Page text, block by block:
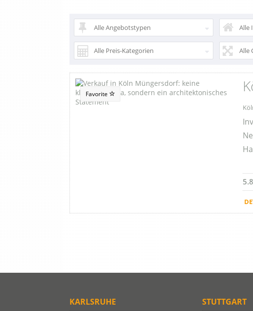
Alle Angebotstypen Alle
Alle Preis-Kategorien Alle
Favorite
KARLSRUHE STUTTGART